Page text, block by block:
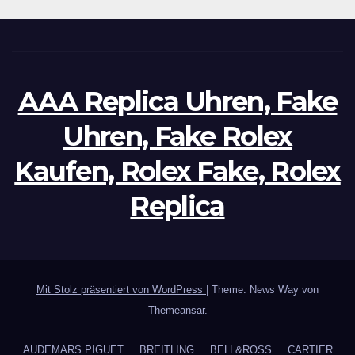
AAA Replica Uhren, Fake
Uhren, Fake Rolex
Kaufen, Rolex Fake, Rolex
Replica
Mit Stolz präsentiert von WordPress
Theme: News Way von
Themeansar.
AUDEMARS PIGUET BREITLING BELL&ROSS CARTIER